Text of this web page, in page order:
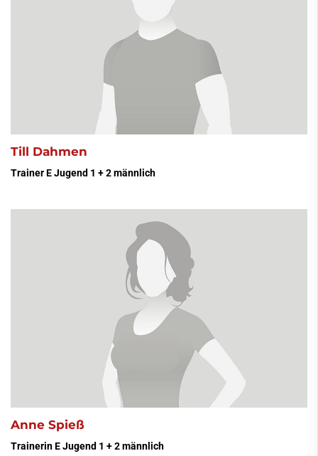
Till Dahmen
Trainer E Jugend 1 + 2 männlich
Anne Spieß
Trainerin E Jugend 1 + 2 männlich